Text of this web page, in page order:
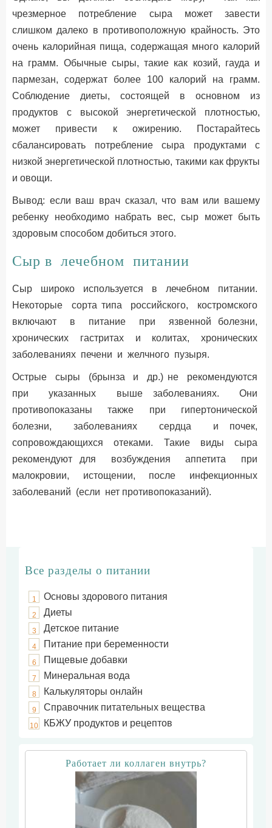
чрезмерное потребление сыра может завести
слишком далеко в противоположную крайность. Это
очень калорийная пища, содержащая много калорий
на грамм. Обычные сыры, такие как козий, гауда и
пармезан, содержат более 100 калорий на грамм.
Соблюдение диеты, состоящей в основном из
продуктов с высокой энергетической плотностью,
может привести к ожирению. Постарайтесь
сбалансировать потребление сыра продуктами с
низкой энергетической плотностью, такими как фрукты
и овощи.
Вывод: если ваш врач сказал, что вам или вашему
ребенку необходимо набрать вес, сыр может быть
здоровым способом добиться этого.
Сыр в лечебном питании
Сыр широко используется в лечебном питании.
Некоторые сорта типа российского, костромского
включают в питание при язвенной болезни,
хронических гастритах и колитах, хронических
заболеваниях печени и желчного пузыря.
Острые сыры (брынза и др.) не рекомендуются
при указанных выше заболеваниях. Они
противопоказаны также при гипертонической
болезни, заболеваниях сердца и почек,
сопровождающихся отеками. Такие виды сыра
рекомендуют для возбуждения аппетита при
малокровии, истощении, после инфекционных
заболеваний (если нет противопоказаний).
Все разделы о питании
1 Основы здорового питания
2 Диеты
3 Детское питание
4 Питание при беременности
6 Пищевые добавки
7 Минеральная вода
8 Калькуляторы онлайн
9 Справочник питательных вещества
10 КБЖУ продуктов и рецептов
Работает ли коллаген внутрь?